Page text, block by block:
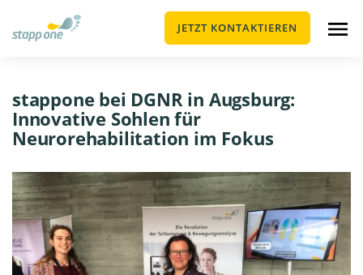
JETZT KONTAKTIEREN
stappone bei DGNR in Augsburg:
Innovative Sohlen für
Neurorehabilitation im Fokus